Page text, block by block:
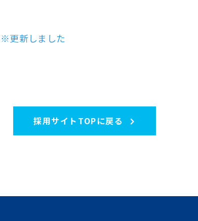
※更新しました
採用サイトTOPに戻る